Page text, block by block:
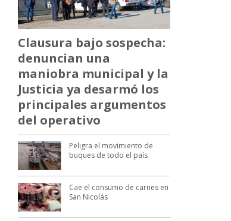
Clausura bajo sospecha:
denuncian una
maniobra municipal y la
Justicia ya desarmó los
principales argumentos
del operativo
Peligra el movimiento de
buques de todo el país
Cae el consumo de carnes en
San Nicolás